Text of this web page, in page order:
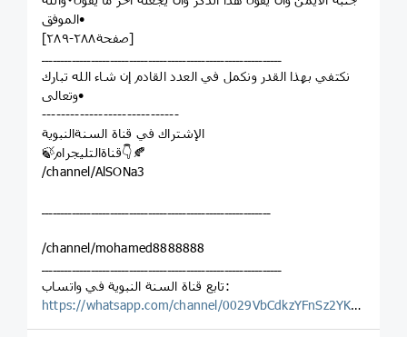
الموفق•
[صفحة٢٨٨-٢٨٩]
نكتفي بهذا القدر ونكمل في العدد القادم إن شاء الله تبارك
وتعالى•
‌‏-----------------------------
الإشتراك في قناة السنةالنبوية
🍃قناةالتليجرام👇🍂
/channel/AlSONa3
/channel/mohamed8888888
‏تابع قناة السنة النبوية في واتساب:
https://whatsapp.com/channel/0029VbCdkzYFnSz2YKPBAW1H